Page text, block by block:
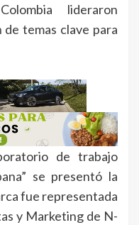
lideraron
de temas clave para
de trabajo
se presentó la
fue representada
y Marketing de N-